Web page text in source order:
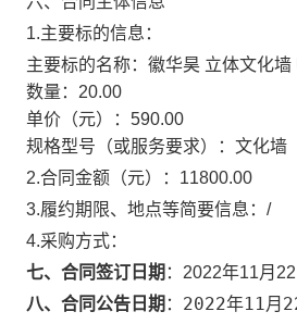
1.主要标的信息：
主要标的名称： 徽华昊 立体文化墙
数量： 20.00
单价（元）： 590.00
规格型号（或服务要求）： 文化墙
2.合同金额（元）： 11800.00
3.履约期限、地点等简要信息： /
4.采购方式：
七、合同签订日期 ： 2022年11月22
八、合同公告日期 ： 2022年11月